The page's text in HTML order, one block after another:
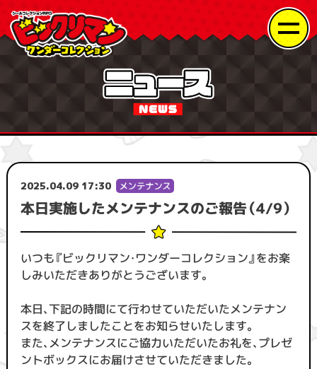
2025.04.09 17:30
本日実施したメンテナンスのご報告（4/9）
いつも『ビックリマン・ワンダーコレクション』をお楽
しみいただきありがとうございます。
本日、下記の時間にて行わせていただいたメンテナン
スを終了しましたことをお知らせいたします。
また、メンテナンスにご協力いただいたお礼を、プレゼ
ントボックスにお届けさせていただきました。